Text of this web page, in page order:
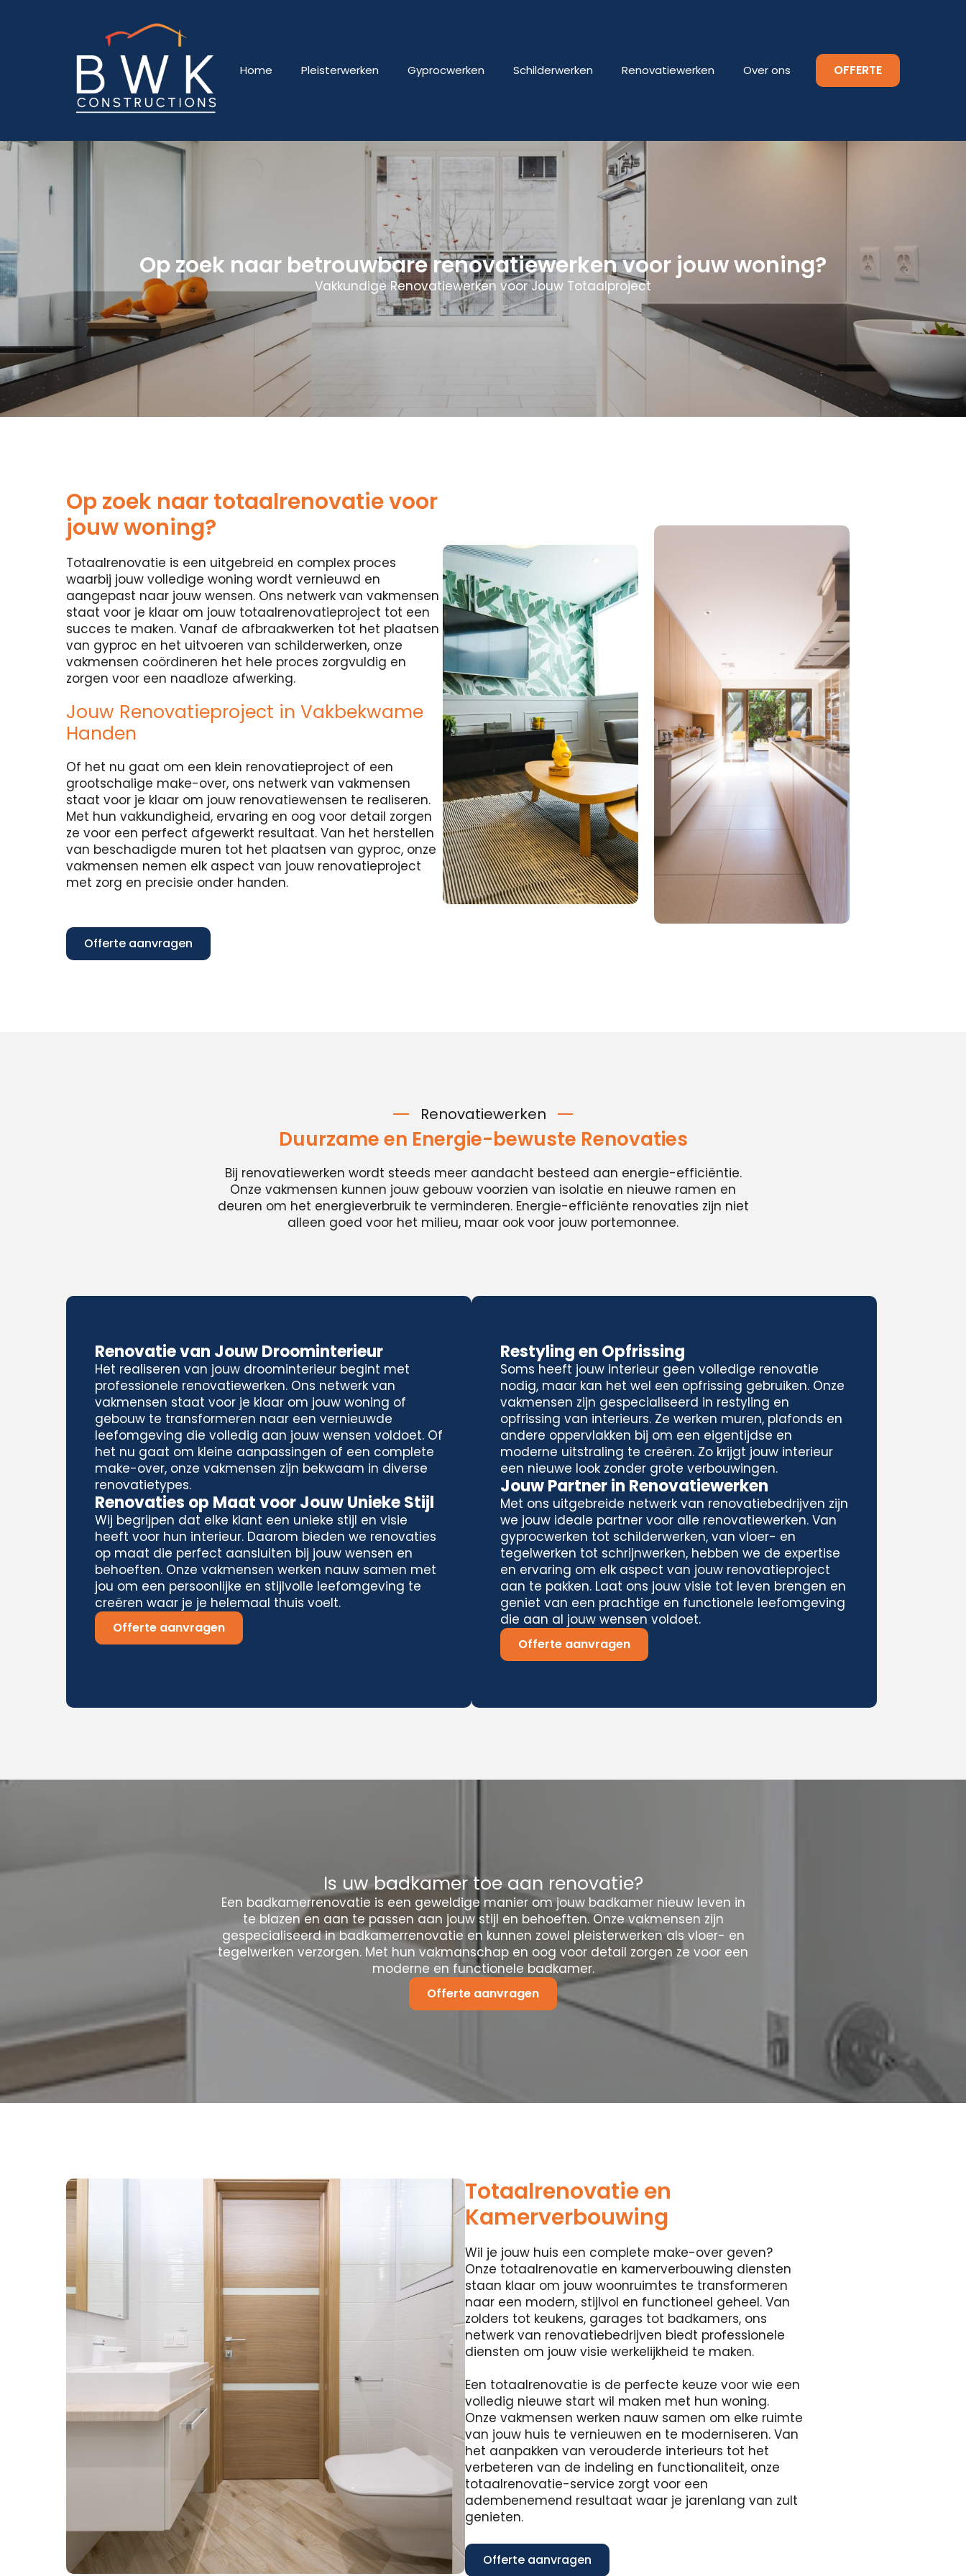
Home Pleisterwerken Gyprocwerken Schilderwerken Renovatiewerken Over ons OFFERTE
Op zoek naar betrouwbare renovatiewerken voor jouw woning?
Vakkundige Renovatiewerken voor Jouw Totaalproject
Op zoek naar totaalrenovatie voor
jouw woning?
Totaalrenovatie is een uitgebreid en complex proces
waarbij jouw volledige woning wordt vernieuwd en
aangepast naar jouw wensen. Ons netwerk van vakmensen
staat voor je klaar om jouw totaalrenovatieproject tot een
succes te maken. Vanaf de afbraakwerken tot het plaatsen
van gyproc en het uitvoeren van schilderwerken, onze
vakmensen coördineren het hele proces zorgvuldig en
zorgen voor een naadloze afwerking.
Jouw Renovatieproject in Vakbekwame
Handen
Of het nu gaat om een klein renovatieproject of een
grootschalige make-over, ons netwerk van vakmensen
staat voor je klaar om jouw renovatiewensen te realiseren.
Met hun vakkundigheid, ervaring en oog voor detail zorgen
ze voor een perfect afgewerkt resultaat. Van het herstellen
van beschadigde muren tot het plaatsen van gyproc, onze
vakmensen nemen elk aspect van jouw renovatieproject
met zorg en precisie onder handen.
Offerte aanvragen
Renovatiewerken
Duurzame en Energie-bewuste Renovaties
Bij renovatiewerken wordt steeds meer aandacht besteed aan energie-efficiëntie.
Onze vakmensen kunnen jouw gebouw voorzien van isolatie en nieuwe ramen en
deuren om het energieverbruik te verminderen. Energie-efficiënte renovaties zijn niet
alleen goed voor het milieu, maar ook voor jouw portemonnee.
Renovatie van Jouw Droominterieur
Het realiseren van jouw droominterieur begint met
professionele renovatiewerken. Ons netwerk van
vakmensen staat voor je klaar om jouw woning of
gebouw te transformeren naar een vernieuwde
leefomgeving die volledig aan jouw wensen voldoet. Of
het nu gaat om kleine aanpassingen of een complete
make-over, onze vakmensen zijn bekwaam in diverse
renovatietypes.
Renovaties op Maat voor Jouw Unieke Stijl
Wij begrijpen dat elke klant een unieke stijl en visie
heeft voor hun interieur. Daarom bieden we renovaties
op maat die perfect aansluiten bij jouw wensen en
behoeften. Onze vakmensen werken nauw samen met
jou om een persoonlijke en stijlvolle leefomgeving te
creëren waar je je helemaal thuis voelt.
Offerte aanvragen
Restyling en Opfrissing
Soms heeft jouw interieur geen volledige renovatie
nodig, maar kan het wel een opfrissing gebruiken. Onze
vakmensen zijn gespecialiseerd in restyling en
opfrissing van interieurs. Ze werken muren, plafonds en
andere oppervlakken bij om een eigentijdse en
moderne uitstraling te creëren. Zo krijgt jouw interieur
een nieuwe look zonder grote verbouwingen.
Jouw Partner in Renovatiewerken
Met ons uitgebreide netwerk van renovatiebedrijven zijn
we jouw ideale partner voor alle renovatiewerken. Van
gyprocwerken tot schilderwerken, van vloer- en
tegelwerken tot schrijnwerken, hebben we de expertise
en ervaring om elk aspect van jouw renovatieproject
aan te pakken. Laat ons jouw visie tot leven brengen en
geniet van een prachtige en functionele leefomgeving
die aan al jouw wensen voldoet.
Offerte aanvragen
Is uw badkamer toe aan renovatie?
Een badkamerrenovatie is een geweldige manier om jouw badkamer nieuw leven in
te blazen en aan te passen aan jouw stijl en behoeften. Onze vakmensen zijn
gespecialiseerd in badkamerrenovatie en kunnen zowel pleisterwerken als vloer- en
tegelwerken verzorgen. Met hun vakmanschap en oog voor detail zorgen ze voor een
moderne en functionele badkamer.
Offerte aanvragen
Totaalrenovatie en
Kamerverbouwing
Wil je jouw huis een complete make-over geven?
Onze totaalrenovatie en kamerverbouwing diensten
staan ​​klaar om jouw woonruimtes te transformeren
naar een modern, stijlvol en functioneel geheel. Van
zolders tot keukens, garages tot badkamers, ons
netwerk van renovatiebedrijven biedt professionele
diensten om jouw visie werkelijkheid te maken.
Een totaalrenovatie is de perfecte keuze voor wie een
volledig nieuwe start wil maken met hun woning.
Onze vakmensen werken nauw samen om elke ruimte
van jouw huis te vernieuwen en te moderniseren. Van
het aanpakken van verouderde interieurs tot het
verbeteren van de indeling en functionaliteit, onze
totaalrenovatie-service zorgt voor een
adembenemend resultaat waar je jarenlang van zult
genieten.
Offerte aanvragen